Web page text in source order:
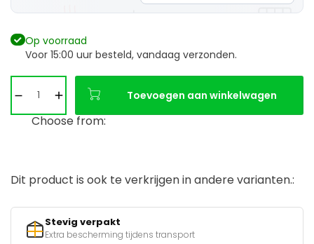
Op voorraad
Voor 15:00 uur besteld, vandaag verzonden.
Toevoegen aan winkelwagen
Choose from:
Dit product is ook te verkrijgen in andere varianten.:
Stevig verpakt
Extra bescherming tijdens transport